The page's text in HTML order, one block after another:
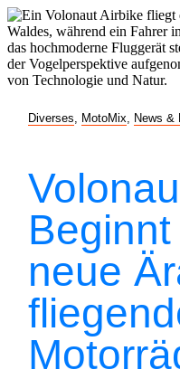
Diverses MotoMix News &
neue